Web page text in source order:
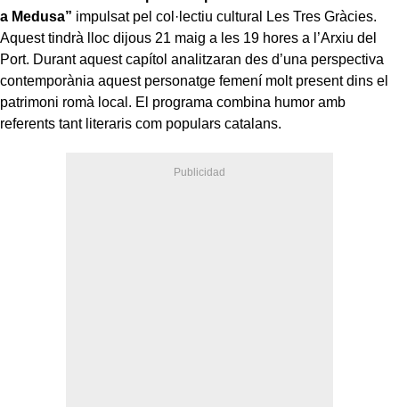
a Medusa” impulsat pel col·lectiu cultural Les Tres Gràcies.
Aquest tindrà lloc dijous 21 maig a les 19 hores a l’Arxiu del
Port. Durant aquest capítol analitzaran des d’una perspectiva
contemporània aquest personatge femení molt present dins el
patrimoni romà local. El programa combina humor amb
referents tant literaris com populars catalans.